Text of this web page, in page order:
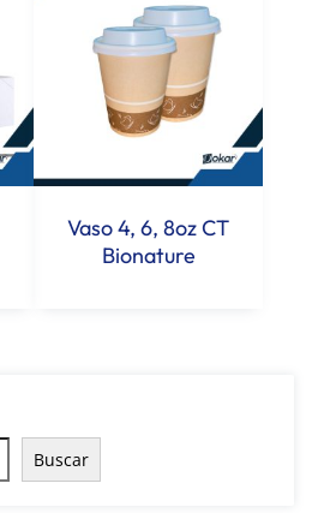
Vaso 4, 6, 8oz CT
Bionature
Buscar